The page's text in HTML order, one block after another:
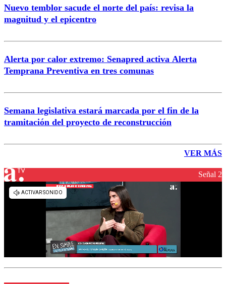
Nuevo temblor sacude el norte del país: revisa la
magnitud y el epicentro
Alerta por calor extremo: Senapred activa Alerta
Temprana Preventiva en tres comunas
Semana legislativa estará marcada por el fin de la
tramitación del proyecto de reconstrucción
VER MÁS
Señal 2